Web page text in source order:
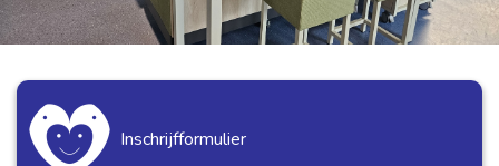
Inschrijfformulier